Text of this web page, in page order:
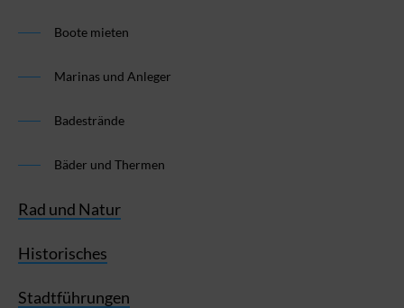
Boote mieten
Marinas und Anleger
Badestrände
Bäder und Thermen
Rad und Natur
Historisches
Stadtführungen